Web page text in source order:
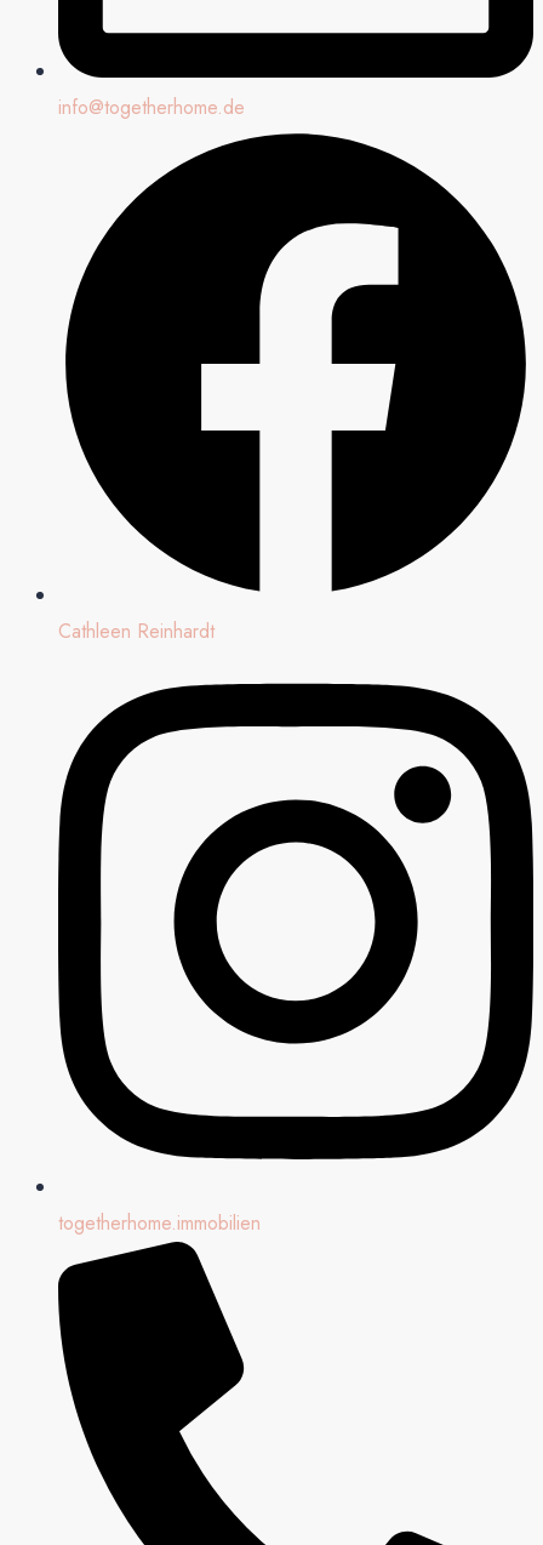
info@togetherhome.de
Cathleen Reinhardt
togetherhome.immobilien